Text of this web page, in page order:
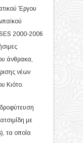
Έργου
2000-2006
άνθρακα,
νέων
Κιότο.
με
τα οποία